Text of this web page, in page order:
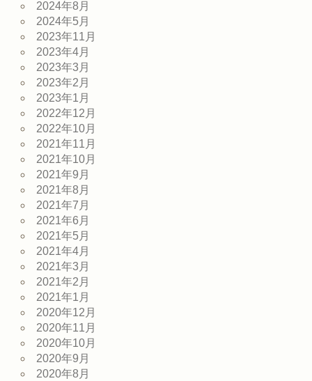
2024年8月
2024年5月
2023年11月
2023年4月
2023年3月
2023年2月
2023年1月
2022年12月
2022年10月
2021年11月
2021年10月
2021年9月
2021年8月
2021年7月
2021年6月
2021年5月
2021年4月
2021年3月
2021年2月
2021年1月
2020年12月
2020年11月
2020年10月
2020年9月
2020年8月